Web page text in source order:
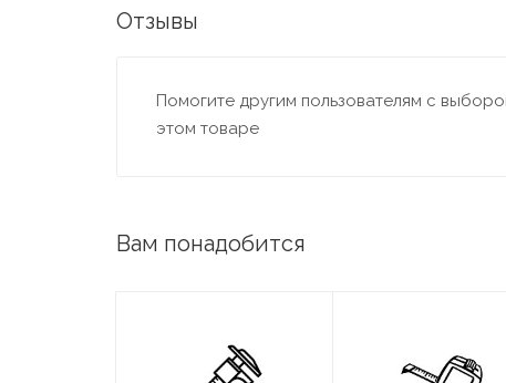
Отзывы
Помогите другим пользователям с
этом товаре
Вам понадобится